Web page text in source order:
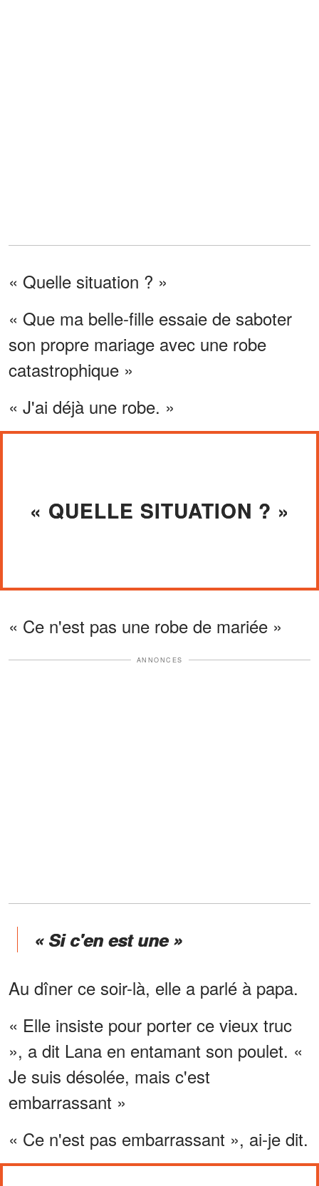
« Quelle situation ? »
« Que ma belle-fille essaie de saboter
son propre mariage avec une robe
catastrophique »
« J'ai déjà une robe. »
« QUELLE SITUATION ? »
« Ce n'est pas une robe de mariée »
ANNONCES
« Si c'en est une »
Au dîner ce soir-là, elle a parlé à papa.
« Elle insiste pour porter ce vieux truc
», a dit Lana en entamant son poulet. «
Je suis désolée, mais c'est
embarrassant »
« Ce n'est pas embarrassant », ai-je dit.